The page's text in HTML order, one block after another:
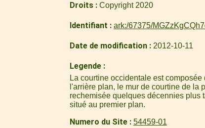
Droits Copyright 2020
Identifiant ark:/67375/
Date de modification 2012-10-11
Legende
La courtine occidentale est composée
l'arrière plan, le mur de courtine de la
rechemisée quelques décennies plus
situé au premier plan.
Numero du Site 54459-01